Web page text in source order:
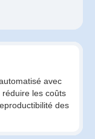
avec
les coûts
des